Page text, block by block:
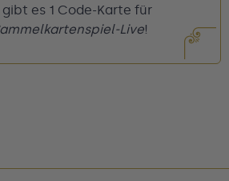
es 1 Code-Karte für
Live!